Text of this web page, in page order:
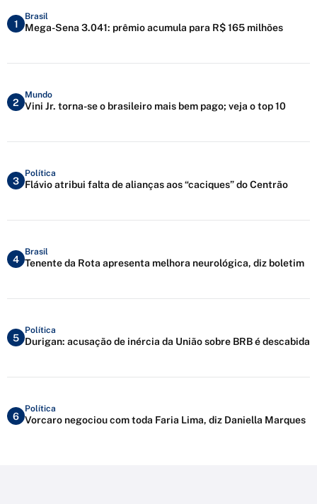
1
Brasil
Mega-Sena 3.041: prêmio acumula para R$ 165 milhões
2
Mundo
Vini Jr. torna-se o brasileiro mais bem pago; veja o top 10
3
Política
Flávio atribui falta de alianças aos “caciques” do Centrão
4
Brasil
Tenente da Rota apresenta melhora neurológica, diz boletim
5
Política
Durigan: acusação de inércia da União sobre BRB é descabida
6
Política
Vorcaro negociou com toda Faria Lima, diz Daniella Marques